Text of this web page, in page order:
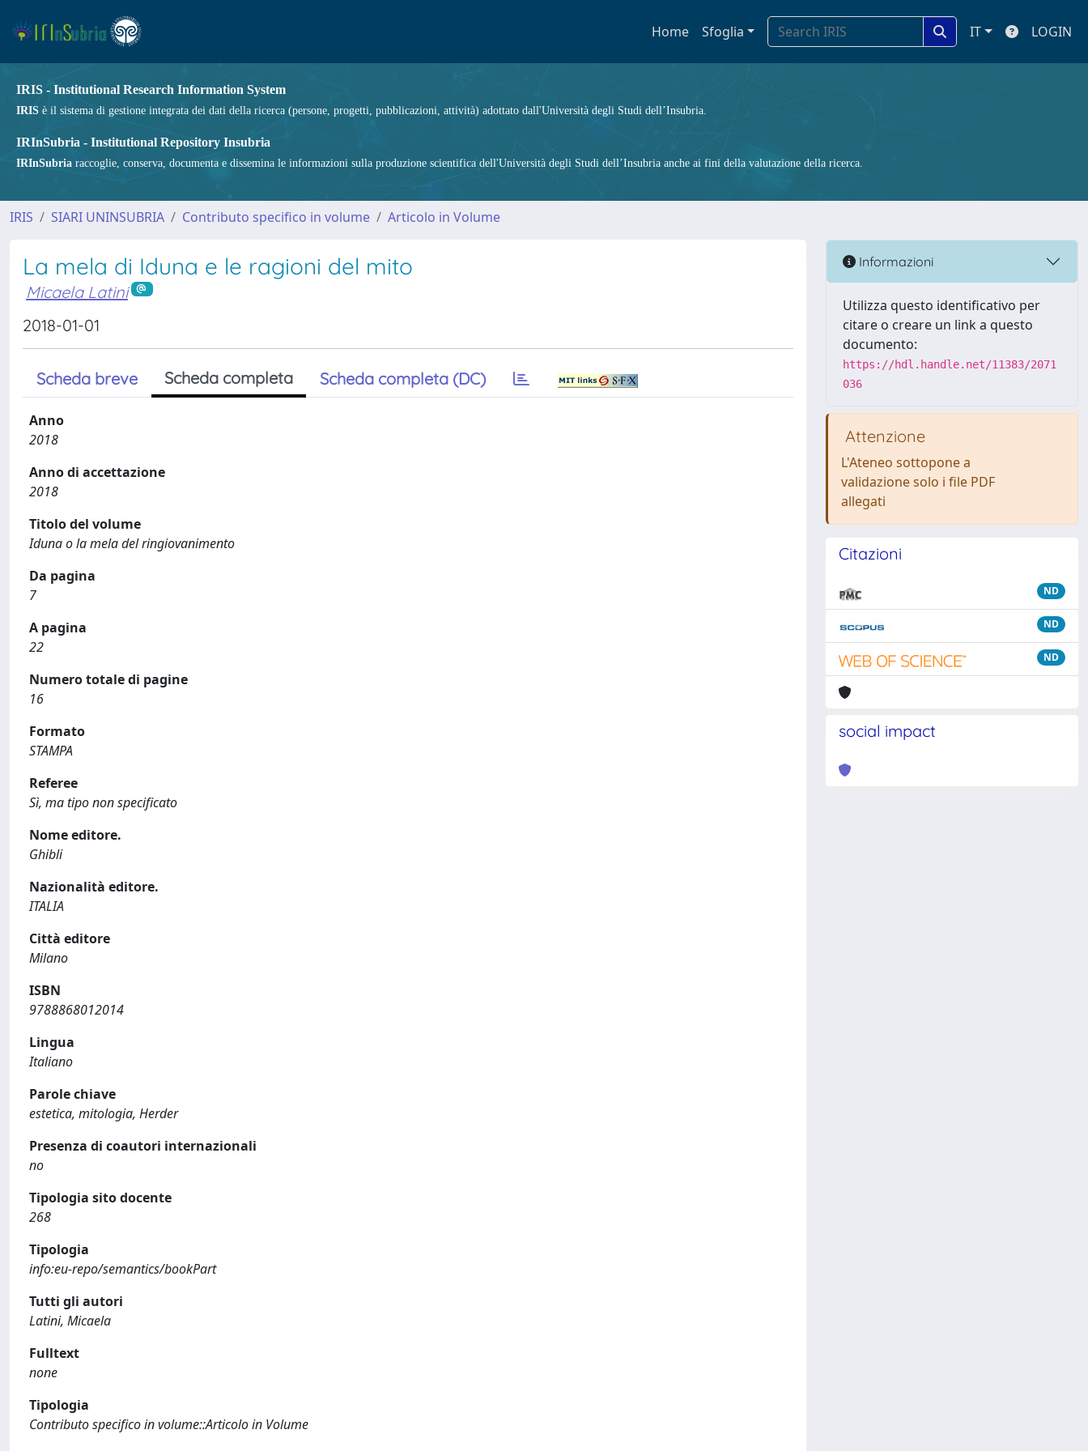
Home Sfoglia IT LOGIN
IRIS - Institutional Research Information System
IRIS è il sistema di gestione integrata dei dati della ricerca (persone, progetti, pubblicazioni, attività) adottato dall'Università degli Studi dell’Insubria.
IRInSubria - Institutional Repository Insubria
IRInSubria raccoglie, conserva, documenta e dissemina le informazioni sulla produzione scientifica dell'Università degli Studi dell’Insubria anche ai fini della valutazione della ricerca.
IRIS SIARI UNINSUBRIA Contributo specifico in volume Articolo in Volume
La mela di Iduna e le ragioni del mito
Micaela Latini
2018-01-01
Scheda breve Scheda completa Scheda completa (DC)
Anno
2018
Anno di accettazione
2018
Titolo del volume
Iduna o la mela del ringiovanimento
Da pagina
7
A pagina
22
Numero totale di pagine
16
Formato
STAMPA
Referee
Sì, ma tipo non specificato
Nome editore.
Ghibli
Nazionalità editore.
ITALIA
Città editore
Milano
ISBN
9788868012014
Lingua
Italiano
Parole chiave
estetica, mitologia, Herder
Presenza di coautori internazionali
no
Tipologia sito docente
268
Tipologia
info:eu-repo/semantics/bookPart
Tutti gli autori
Latini, Micaela
Fulltext
none
Tipologia
Contributo specifico in volume::Articolo in Volume
Informazioni
Utilizza questo identificativo per
citare o creare un link a questo
documento:
https://hdl.handle.net/11383/2071
036
Attenzione
L'Ateneo sottopone a
validazione solo i file PDF
allegati
Citazioni
ND
ND
ND
social impact